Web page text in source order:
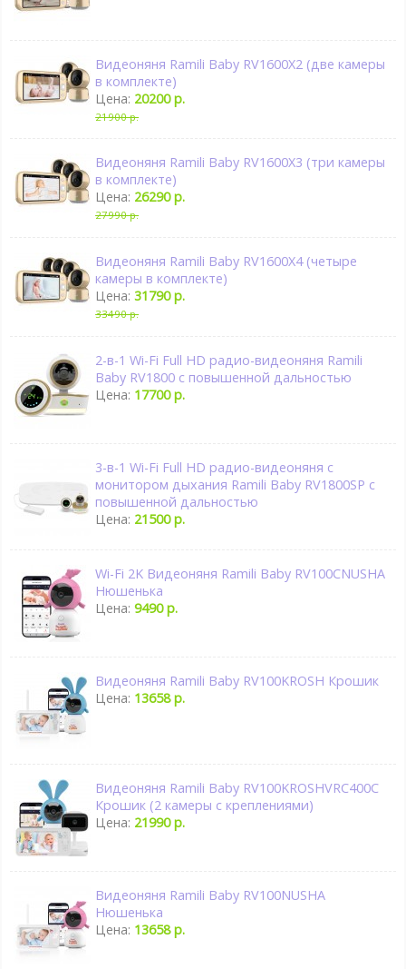
Видеоняня Ramili Baby RV1600X2 (две камеры
в комплекте)
Цена: 20200 р.
21900 р.
Видеоняня Ramili Baby RV1600X3 (три камеры
в комплекте)
Цена: 26290 р.
27990 р.
Видеоняня Ramili Baby RV1600X4 (четыре
камеры в комплекте)
Цена:31790 р.
33490 р.
2-в-1 Wi-Fi Full HD радио-видеоняня Ramili
Baby RV1800 с повышенной дальностью
Цена: 17700 р.
3-в-1 Wi-Fi Full HD радио-видеоняня с
монитором дыхания Ramili Baby RV1800SP с
повышенной дальностью
Цена: 21500 р.
Wi-Fi 2K Видеоняня Ramili Baby RV100CNUSHA
Нюшенька
Цена:9490 р.
Видеоняня Ramili Baby RV100KROSH Крошик
Цена: 13658 р.
Видеоняня Ramili Baby RV100KROSHVRC400C
Крошик (2 камеры с креплениями)
Цена: 21990 р.
Видеоняня Ramili Baby RV100NUSHA
Нюшенька
Цена: 13658 р.